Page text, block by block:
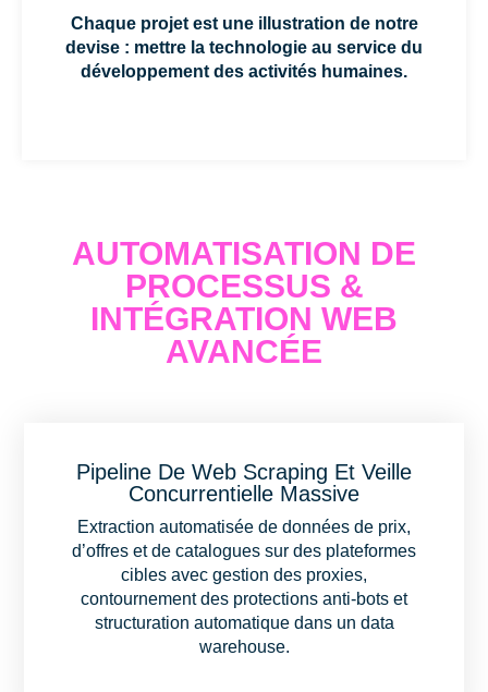
Chaque projet est une illustration de notre
devise : mettre la technologie au service du
développement des activités humaines.
AUTOMATISATION DE
PROCESSUS &
INTÉGRATION WEB
AVANCÉE
Pipeline De Web Scraping Et Veille
Concurrentielle Massive
Extraction automatisée de données de prix,
d’offres et de catalogues sur des plateformes
cibles avec gestion des proxies,
contournement des protections anti-bots et
structuration automatique dans un data
warehouse.